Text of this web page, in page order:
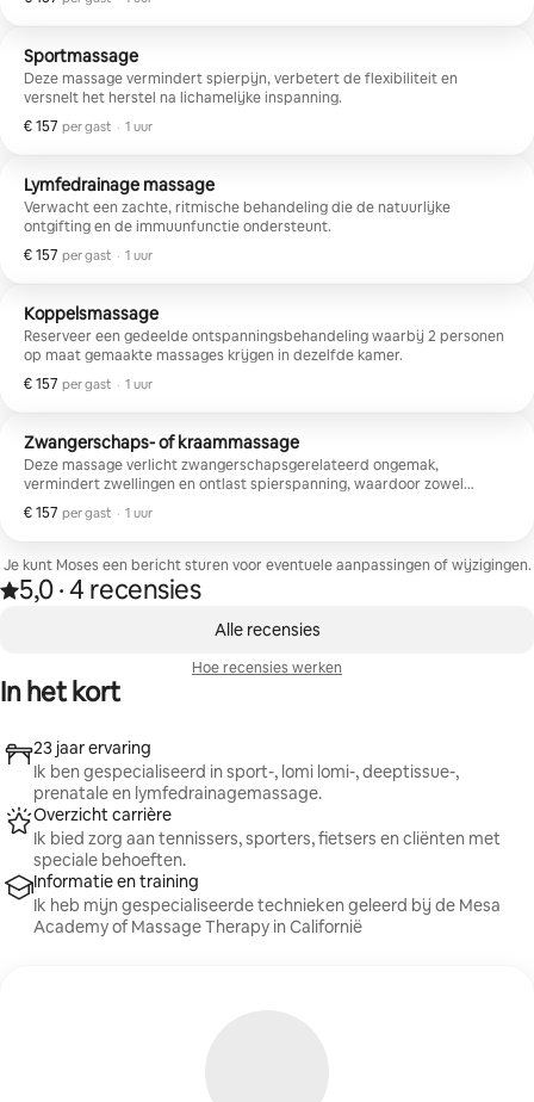
ontspanning als herstel in één sessie.
Sportmassage
Deze massage vermindert spierpijn, verbetert de flexibiliteit en
versnelt het herstel na lichamelijke inspanning.
€ 157 per gast
€ 157 per gast
, · 1 uur
Lymfedrainage massage
Verwacht een zachte, ritmische behandeling die de natuurlijke
ontgifting en de immuunfunctie ondersteunt.
€ 157 per gast
€ 157 per gast
, · 1 uur
Koppelsmassage
Reserveer een gedeelde ontspanningsbehandeling waarbij 2 personen
op maat gemaakte massages krijgen in dezelfde kamer.
€ 157 per gast
€ 157 per gast
, · 1 uur
Zwangerschaps- of kraammassage
Deze massage verlicht zwangerschapsgerelateerd ongemak,
vermindert zwellingen en ontlast spierspanning, waardoor zowel
moeder als baby zich beter voelen.
€ 157 per gast
€ 157 per gast
, · 1 uur
Je kunt Moses een bericht sturen voor eventuele aanpassingen of wijzigingen.
5,0 van 5 sterren op basis van 4 recensies
5,0
, ·4 recensies
Alle recensies
Hoe recensies werken
In het kort
23 jaar ervaring
Ik ben gespecialiseerd in sport-, lomi lomi-, deeptissue-,
prenatale en lymfedrainagemassage.
Overzicht carrière
Ik bied zorg aan tennissers, sporters, fietsers en cliënten met
speciale behoeften.
Informatie en training
Ik heb mijn gespecialiseerde technieken geleerd bij de Mesa
Academy of Massage Therapy in Californië